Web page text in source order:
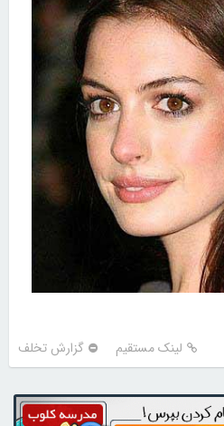
لینک مستقیم گزارش تخلف